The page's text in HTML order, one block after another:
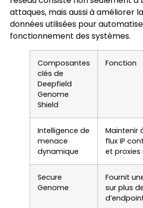
attaques, mais aussi à améliorer
données utilisées pour
fonctionnement des systèmes.
Composantes
clés de
Deepfield
Genome
Shield
Fonction
Intelligence de
menace
dynamique
Maintenir
flux IP
et proxies
Secure
Genome
Fournit
sur plus